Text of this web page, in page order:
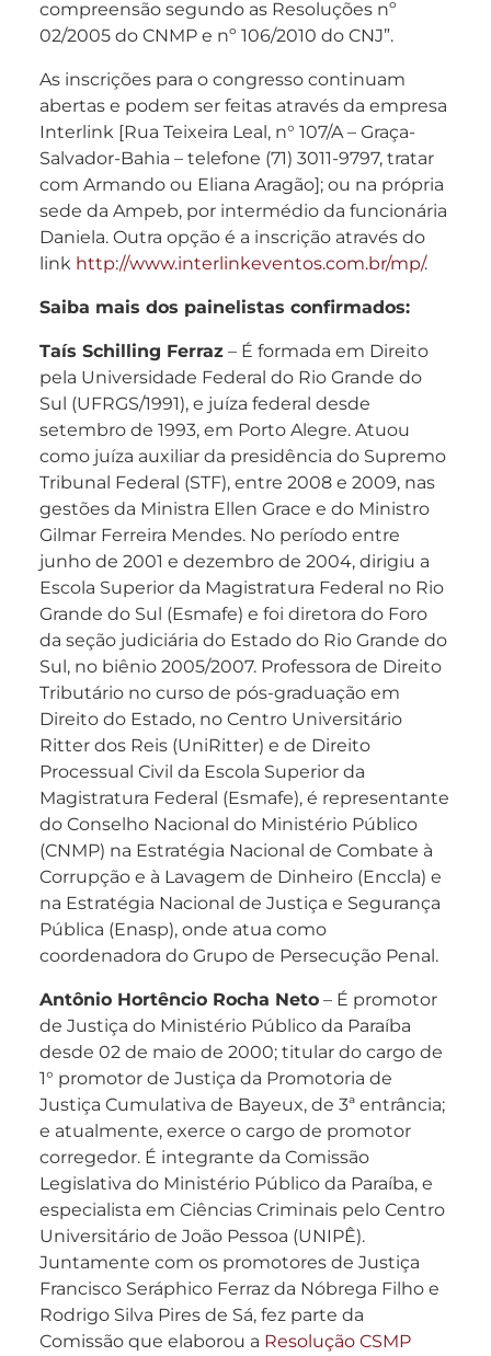
compreensão segundo as Resoluções nº
02/2005 do CNMP e nº 106/2010 do CNJ”.
As inscrições para o congresso continuam
abertas e podem ser feitas através da empresa
Interlink [Rua Teixeira Leal, n° 107/A – Graça-
Salvador-Bahia – telefone (71) 3011-9797, tratar
com Armando ou Eliana Aragão]; ou na própria
sede da Ampeb, por intermédio da funcionária
Daniela. Outra opção é a inscrição através do
link http://www.interlinkeventos.com.br/mp/.
Saiba mais dos painelistas confirmados:
Taís Schilling Ferraz – É formada em Direito
pela Universidade Federal do Rio Grande do
Sul (UFRGS/1991), e juíza federal desde
setembro de 1993, em Porto Alegre. Atuou
como juíza auxiliar da presidência do Supremo
Tribunal Federal (STF), entre 2008 e 2009, nas
gestões da Ministra Ellen Grace e do Ministro
Gilmar Ferreira Mendes. No período entre
junho de 2001 e dezembro de 2004, dirigiu a
Escola Superior da Magistratura Federal no Rio
Grande do Sul (Esmafe) e foi diretora do Foro
da seção judiciária do Estado do Rio Grande do
Sul, no biênio 2005/2007. Professora de Direito
Tributário no curso de pós-graduação em
Direito do Estado, no Centro Universitário
Ritter dos Reis (UniRitter) e de Direito
Processual Civil da Escola Superior da
Magistratura Federal (Esmafe), é representante
do Conselho Nacional do Ministério Público
(CNMP) na Estratégia Nacional de Combate à
Corrupção e à Lavagem de Dinheiro (Enccla) e
na Estratégia Nacional de Justiça e Segurança
Pública (Enasp), onde atua como
coordenadora do Grupo de Persecução Penal.
Antônio Hortêncio Rocha Neto – É promotor
de Justiça do Ministério Público da Paraíba
desde 02 de maio de 2000; titular do cargo de
1° promotor de Justiça da Promotoria de
Justiça Cumulativa de Bayeux, de 3ª entrância;
e atualmente, exerce o cargo de promotor
corregedor. É integrante da Comissão
Legislativa do Ministério Público da Paraíba, e
especialista em Ciências Criminais pelo Centro
Universitário de João Pessoa (UNIPÊ).
Juntamente com os promotores de Justiça
Francisco Seráphico Ferraz da Nóbrega Filho e
Rodrigo Silva Pires de Sá, fez parte da
Comissão que elaborou a Resolução CSMP